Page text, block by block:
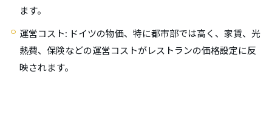
ます。
運営コスト: ドイツの物価、特に都市部では高く、家賃、光
熱費、保険などの運営コストがレストランの価格設定に反
映されます。